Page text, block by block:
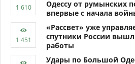
Одессу от румынских
впервые с начала
«Рассвет» уже
спутники России
работы
Удары по Большой